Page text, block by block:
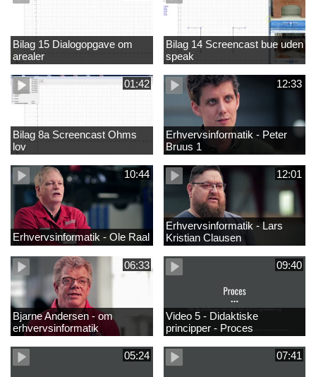
Bilag 15 Dialogopgave om
arealer
Bilag 14 Screencast bue uden
speak
01:42
Bilag 8a Screencast Ohms
lov
12:33
Erhvervsinformatik - Peter
Bruus 1
10:44
Erhvervsinformatik - Ole Raal
12:01
Erhvervsinformatik - Lars
Kristian Clausen
06:33
Bjarne Andersen - om
erhvervsinformatik
09:40
Video 5 - Didaktiske
principper - Proces
05:24 07:41